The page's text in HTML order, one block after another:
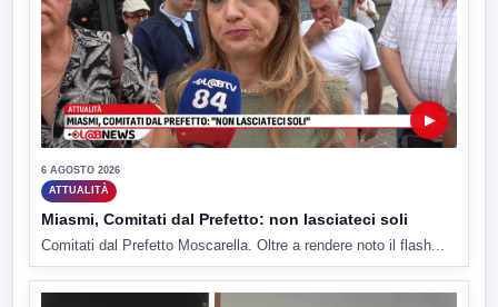
▶
6 AGOSTO 2026
ATTUALITÀ
Miasmi, Comitati dal Prefetto: non lasciateci soli
Comitati dal Prefetto Moscarella. Oltre a rendere noto il flash...